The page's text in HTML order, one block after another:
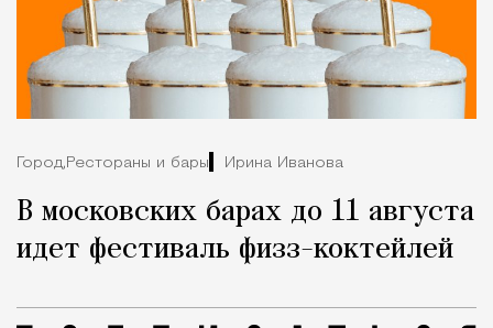
Город, Рестораны и бары Ирина Иванова
В московских барах до 11 августа
идет фестиваль физз-коктейлей